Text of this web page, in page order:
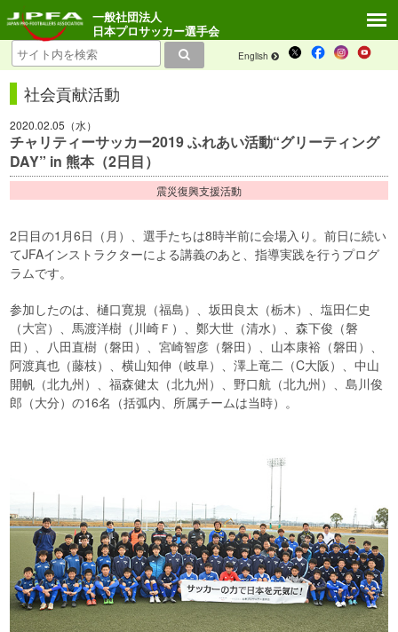
English
一般社団法人
日本プロサッカー選手会
社会貢献活動
2020.02.05（水）
チャリティーサッカー2019 ふれあい活動“グリーティング
DAY” in 熊本（2日目）
震災復興支援活動
2日目の1月6日（月）、選手たちは8時半前に会場入り。前日に続い
てJFAインストラクターによる講義のあと、指導実践を行うプログ
ラムです。
参加したのは、樋口寛規（福島）、坂田良太（栃木）、塩田仁史
（大宮）、馬渡洋樹（川崎Ｆ）、鄭大世（清水）、森下俊（磐
田）、八田直樹（磐田）、宮崎智彦（磐田）、山本康裕（磐田）、
阿渡真也（藤枝）、横山知伸（岐阜）、澤上竜二（C大阪）、中山
開帆（北九州）、福森健太（北九州）、野口航（北九州）、島川俊
郎（大分）の16名（括弧内、所属チームは当時）。